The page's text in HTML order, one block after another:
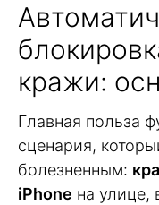
кражи:
Главная польза
сценария,
болезненным:
iPhone на улице,